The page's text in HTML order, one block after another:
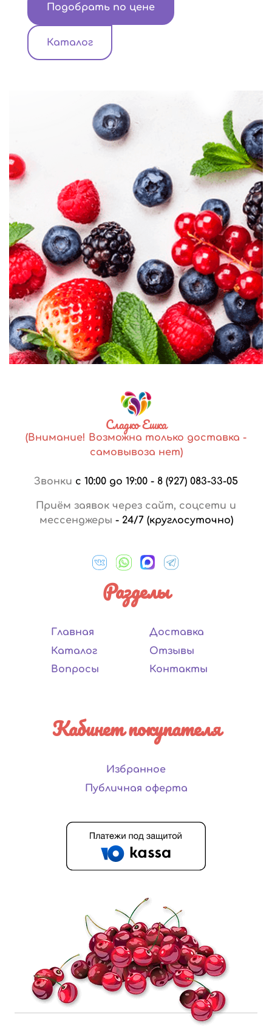
Подобрать по цене
Каталог
Сладко Ешка
(Внимание! Возможна только доставка -
самовывоза нет)
Звонки с 10:00 до 19:00 - 8 (927) 083-33-05
Приём заявок через сайт, соцсети и
мессенджеры - 24/7 (круглосуточно)
Разделы
Главная
Каталог
Вопросы
Доставка
Отзывы
Контакты
Кабинет покупателя
Избранное
Публичная оферта